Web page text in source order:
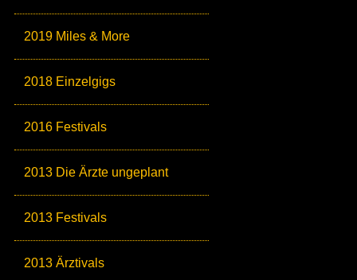
2019 Miles & More
2018 Einzelgigs
2016 Festivals
2013 Die Ärzte ungeplant
2013 Festivals
2013 Ärztivals